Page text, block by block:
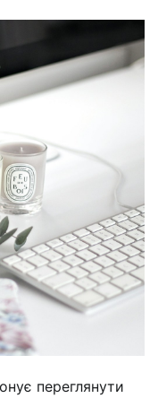
переглянути